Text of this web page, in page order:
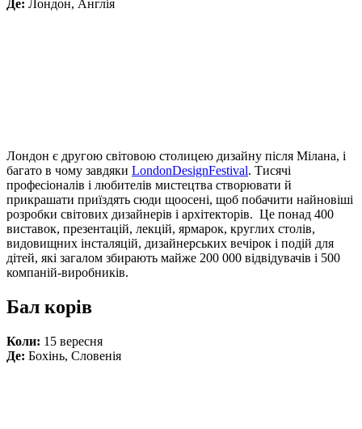
Де: Лондон, Англія
Лондон є другою світовою столицею дизайну після Мілана, і
багато в чому завдяки LondonDesignFestival. Тисячі
професіоналів і любителів мистецтва створювати й
прикрашати приїздять сюди щоосені, щоб побачити найновіші
розробки світових дизайнерів і архітекторів. Це понад 400
виставок, презентацій, лекцій, ярмарок, круглих столів,
видовищних інсталяцій, дизайнерських вечірок і подій для
дітей, які загалом збирають майже 200 000 відвідувачів і 500
компаній-виробників.
Бал корів
Коли: 15 вересня
Де: Бохінь, Словенія